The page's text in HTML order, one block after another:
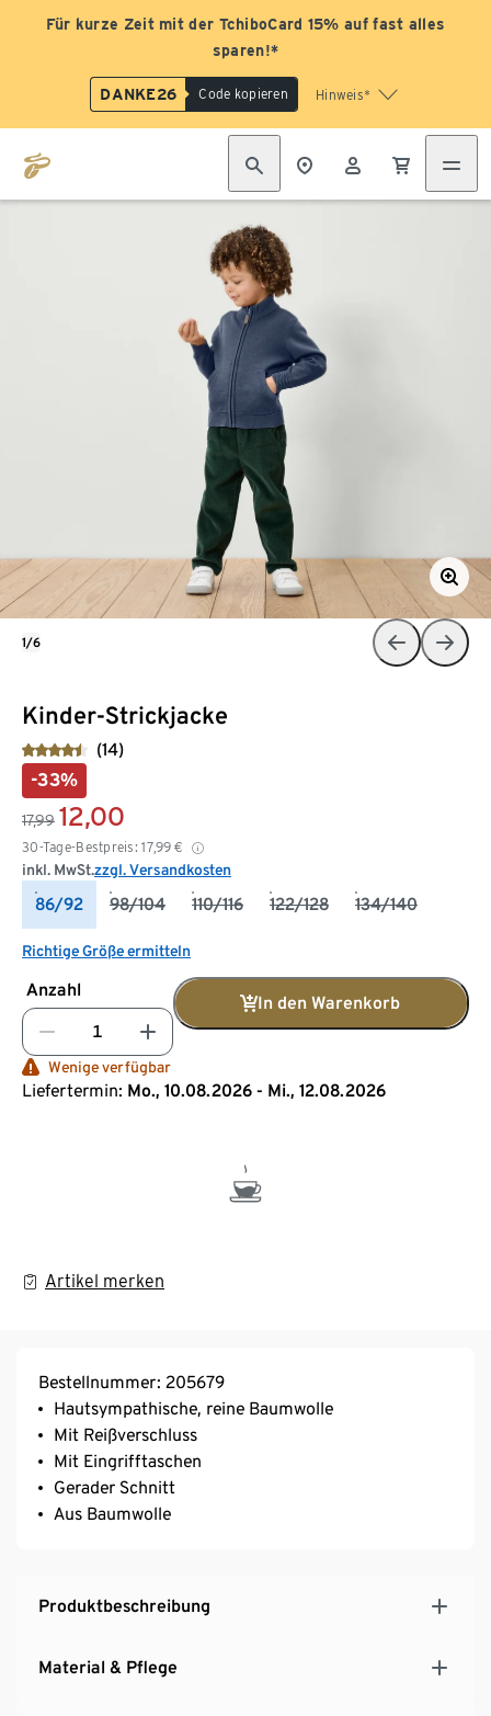
Für kurze Zeit mit der TchiboCard 15% auf fast alles
sparen!*
DANKE26 Code kopieren Hinweis*
Kinder-Strickjacke
(14)
-33%
17,99 12,00
30-Tage-Bestpreis: 17,99 €
inkl. MwSt.zzgl. Versandkosten
86/92 98/104 110/116 122/128 134/140
Richtige Größe ermitteln
Anzahl
In den Warenkorb
Wenige verfügbar
Liefertermin: Mo., 10.08.2026 - Mi., 12.08.2026
Artikel merken
1/6
Bestellnummer: 205679
Hautsympathische, reine Baumwolle
Mit Reißverschluss
Mit Eingrifftaschen
Gerader Schnitt
Aus Baumwolle
Produktbeschreibung
Material & Pflege